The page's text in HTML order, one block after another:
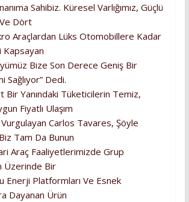
Sahibiz. Küresel Varlığımız, Güçlü
Dört
Araçlardan Lüks Otomobillere Kadar
Kapsayan
Bize Son Derece Geniş Bir
Sağlıyor” Dedi.
Bir Yanındaki Tüketicilerin Temiz,
Fiyatlı Ulaşım
Carlos Tavares, Şöyle
Tam Da Bunun
Araç Faaliyetlerimizde Grup
Üzerinde Bir
Enerji Platformları Ve Esnek
Dayanan Ürün